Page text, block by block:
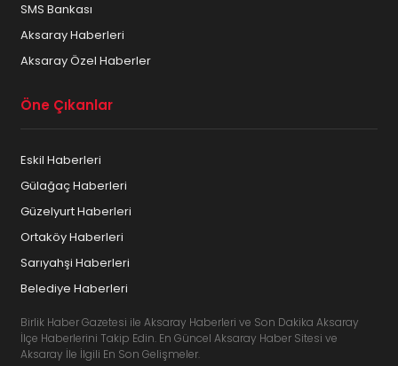
SMS Bankası
Aksaray Haberleri
Aksaray Özel Haberler
Öne Çıkanlar
Eskil Haberleri
Gülağaç Haberleri
Güzelyurt Haberleri
Ortaköy Haberleri
Sarıyahşi Haberleri
Belediye Haberleri
Birlik Haber Gazetesi ile Aksaray Haberleri ve Son Dakika Aksaray
İlçe Haberlerini Takip Edin. En Güncel Aksaray Haber Sitesi ve
Aksaray İle İlgili En Son Gelişmeler.